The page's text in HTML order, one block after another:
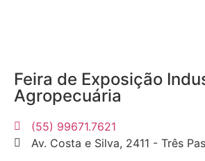
Feira de Exposição
Agropecuária
(55) 99671.7621
Av. Costa e Silva, 2411 - Três